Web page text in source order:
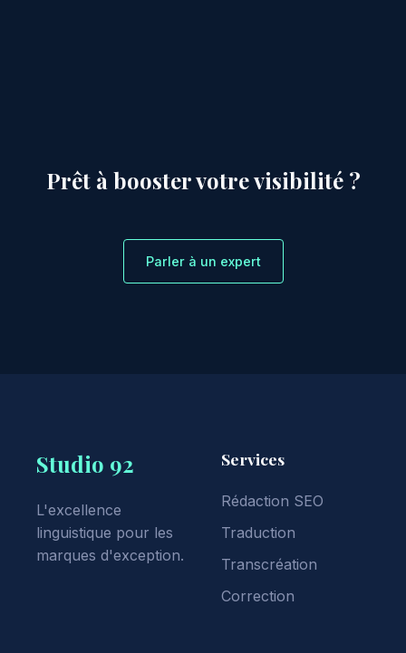
Prêt à booster votre visibilité ?
Parler à un expert
Studio 92
L'excellence
linguistique pour les
marques d'exception.
Services
Rédaction SEO
Traduction
Transcréation
Correction